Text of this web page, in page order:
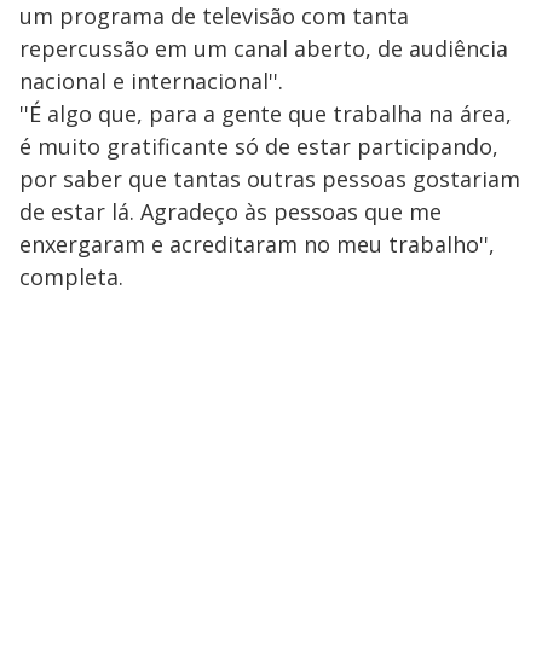
um programa de televisão com tanta
repercussão em um canal aberto, de audiência
nacional e internacional''.
''É algo que, para a gente que trabalha na área,
é muito gratificante só de estar participando,
por saber que tantas outras pessoas gostariam
de estar lá. Agradeço às pessoas que me
enxergaram e acreditaram no meu trabalho'',
completa.